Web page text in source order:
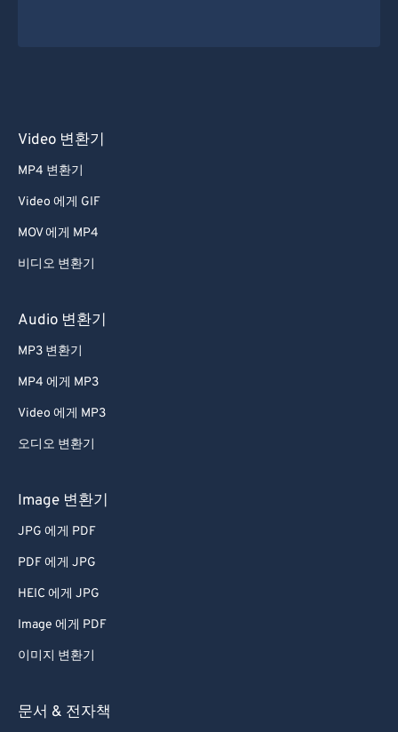
Video 변환기
MP4 변환기
Video 에게 GIF
MOV 에게 MP4
비디오 변환기
Audio 변환기
MP3 변환기
MP4 에게 MP3
Video 에게 MP3
오디오 변환기
Image 변환기
JPG 에게 PDF
PDF 에게 JPG
HEIC 에게 JPG
Image 에게 PDF
이미지 변환기
문서 & 전자책